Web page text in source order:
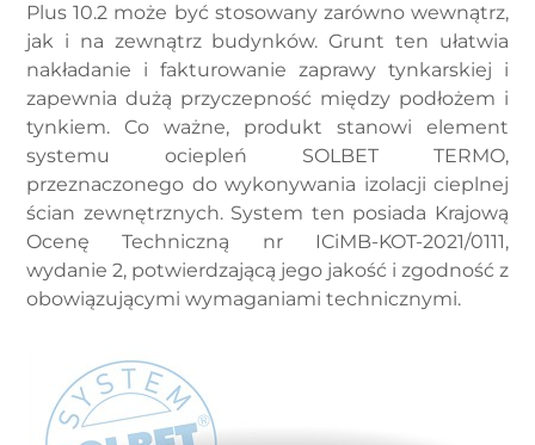
Plus 10.2 może być stosowany zarówno wewnątrz,
jak i na zewnątrz budynków. Grunt ten ułatwia
nakładanie i fakturowanie zaprawy tynkarskiej i
zapewnia dużą przyczepność między podłożem i
tynkiem. Co ważne, produkt stanowi element
systemu ociepleń SOLBET TERMO,
przeznaczonego do wykonywania izolacji cieplnej
ścian zewnętrznych. System ten posiada Krajową
Ocenę Techniczną nr ICiMB-KOT-2021/0111,
wydanie 2, potwierdzającą jego jakość i zgodność z
obowiązującymi wymaganiami technicznymi.